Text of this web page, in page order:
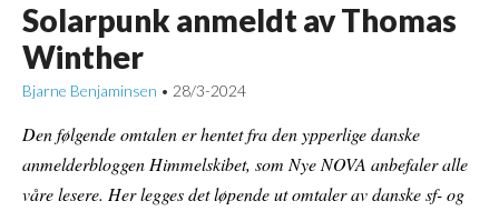
Solarpunk anmeldt av Thomas
Winther
Bjarne Benjaminsen • 28/3-2024
Den følgende omtalen er hentet fra den ypperlige danske
anmelderbloggen Himmelskibet, som Nye NOVA anbefaler alle
våre lesere. Her legges det løpende ut omtaler av danske sf- og